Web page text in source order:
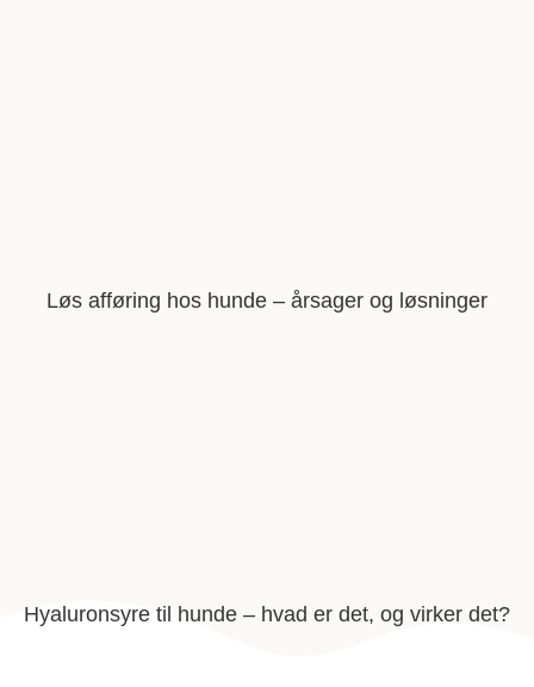
Løs afføring hos hunde – årsager og løsninger
Hyaluronsyre til hunde – hvad er det, og virker det?